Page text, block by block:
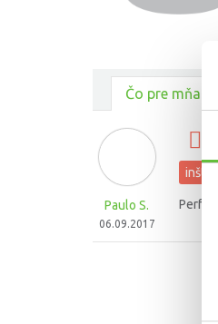
Čo pre mňa
Paulo S.
06.09.2017